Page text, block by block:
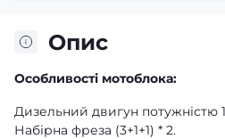
Опис
Особливості мотоблока:
Дизельний двигун потужністю
Набірна фреза (3+1+1) * 2.